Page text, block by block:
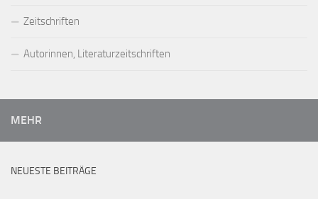
Zeitschriften
Autorinnen, Literaturzeitschriften
MEHR
NEUESTE BEITRÄGE